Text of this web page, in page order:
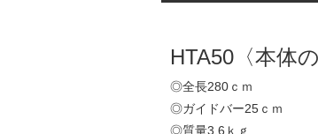
HTA50〈本体の
◎全長280ｃｍ
◎ガイドバー25ｃｍ
◎質量3.6ｋｇ